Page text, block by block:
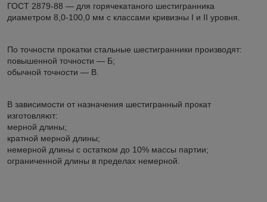
ГОСТ 2879-88 — для горячекатаного шестигранника
диаметром 8,0-100,0 мм с классами кривизны I и II уровня.
По точности прокатки стальные шестигранники производят:
повышенной точности — Б;
обычной точности — В.
В зависимости от назначения шестигранный прокат
изготовляют:
мерной длины;
кратной мерной длины;
немерной длины с остатком до 10% массы партии;
ограниченной длины в пределах немерной.